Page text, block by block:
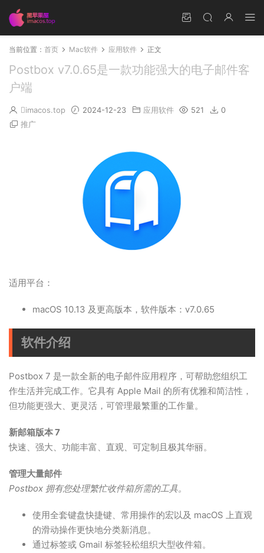
当前位置： 首页 Mac软件 应用软件 正文
Postbox v7.0.65是一款功能强大的电子邮件客
户端
imacos.top 2024-12-23 应用软件 521
0
推广
适用平台：
macOS 10.13 及更高版本，软件版本：v7.0.65
软件介绍
Postbox 7 是一款全新的电子邮件应用程序，可帮助您组织工
作生活并完成工作。它具有 Apple Mail 的所有优雅和简洁性，
但功能更强大、更灵活，可管理最繁重的工作量。
新邮箱版本 7
快速、强大、功能丰富、直观、可定制且极其华丽。
管理大量邮件
Postbox 拥有您处理繁忙收件箱所需的工具。
使用全套键盘快捷键、常用操作的宏以及 macOS 上直观
的滑动操作更快地分类新消息。
通过标签或 Gmail 标签轻松组织大型收件箱。